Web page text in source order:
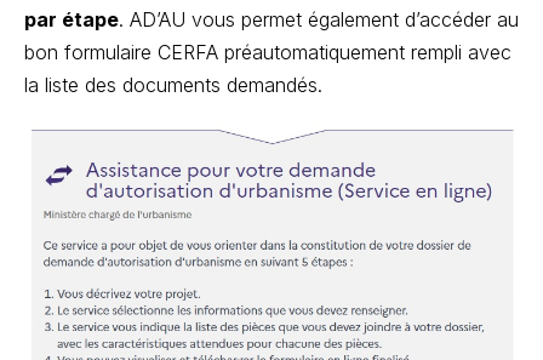
par étape. AD’AU vous permet également d’accéder au
bon formulaire CERFA préautomatiquement rempli avec
la liste des documents demandés.